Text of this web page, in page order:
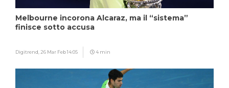
Melbourne incorona Alcaraz, ma il “sistema”
finisce sotto accusa
Digitrend, 26 Mar Feb 14:05 4 min